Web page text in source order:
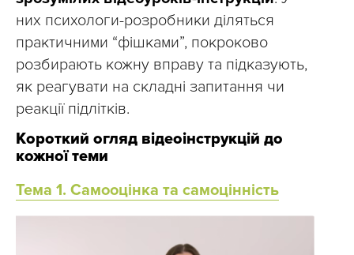
них психологи-розробники діляться
практичними “фішками”, покроково
розбирають кожну вправу та підказують,
як реагувати на складні запитання чи
реакції підлітків.
Короткий огляд відеоінструкцій до
кожної теми
Тема 1. Самооцінка та самоцінність